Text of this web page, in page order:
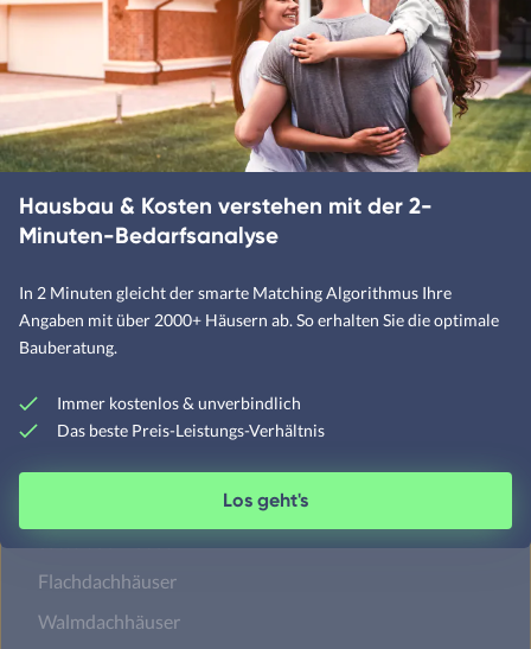
Betonhäuser
Designerhäuser
Fachwerkhäuser
Landhäuser
Mediterrane Häuser
Moderne Häuser
Schwedenhäuser
Skandinavische Häuser
Flachdachhäuser
Walmdachhäuser
Hausbau & Kosten verstehen mit der 2-
Minuten-Bedarfsanalyse
In 2 Minuten gleicht der smarte Matching Algorithmus Ihre
Angaben mit über 2000+ Häusern ab. So erhalten Sie die optimale
Bauberatung.
Immer kostenlos & unverbindlich
Das beste Preis-Leistungs-Verhältnis
Los geht's